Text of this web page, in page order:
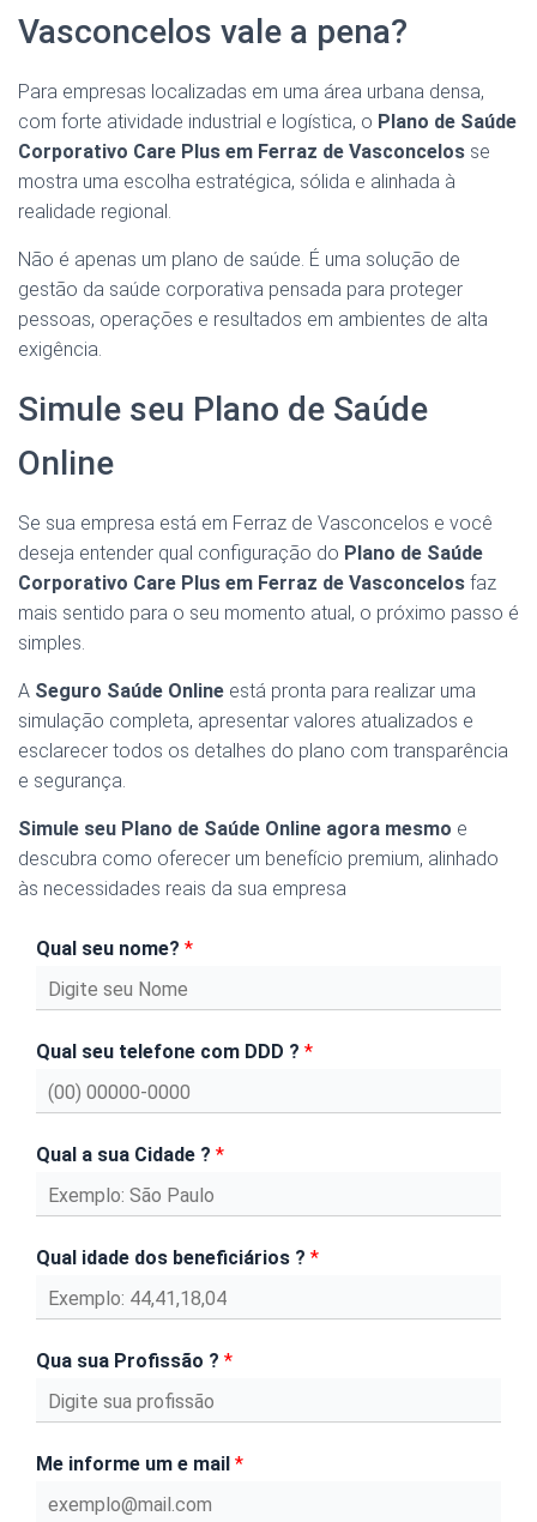
Vasconcelos vale a pena?
Para empresas localizadas em uma área urbana densa,
com forte atividade industrial e logística, o Plano de Saúde
Corporativo Care Plus em Ferraz de Vasconcelos se
mostra uma escolha estratégica, sólida e alinhada à
realidade regional.
Não é apenas um plano de saúde. É uma solução de
gestão da saúde corporativa pensada para proteger
pessoas, operações e resultados em ambientes de alta
exigência.
Simule seu Plano de Saúde
Online
Se sua empresa está em Ferraz de Vasconcelos e você
deseja entender qual configuração do Plano de Saúde
Corporativo Care Plus em Ferraz de Vasconcelos faz
mais sentido para o seu momento atual, o próximo passo é
simples.
A Seguro Saúde Online está pronta para realizar uma
simulação completa, apresentar valores atualizados e
esclarecer todos os detalhes do plano com transparência
e segurança.
Simule seu Plano de Saúde Online agora mesmo e
descubra como oferecer um benefício premium, alinhado
às necessidades reais da sua empresa
Qual seu nome? *
Qual seu telefone com DDD ? *
Qual a sua Cidade ? *
Qual idade dos beneficiários ? *
Qua sua Profissão ? *
Me informe um e mail *